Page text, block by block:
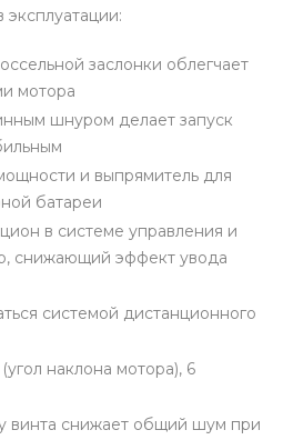
эксплуатации:
заслонки облегчает
мотора
шнуром делает запуск
и выпрямитель для
батареи
в системе управления и
снижающий эффект увода
системой дистанционного
наклона мотора), 6
винта снижает общий шум при